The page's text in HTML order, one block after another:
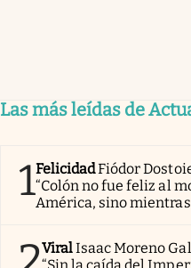
Las más leídas de
1FelicidadFiódor
“Colón no fue feliz al
América, sino
ViralIsaac Moreno